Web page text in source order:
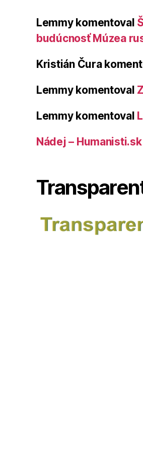
Lemmykomentoval
budúcnosť Múzea
Kristián Čura
Lemmykomentoval
Lemmykomentoval
Nádej – Humanisti.sk